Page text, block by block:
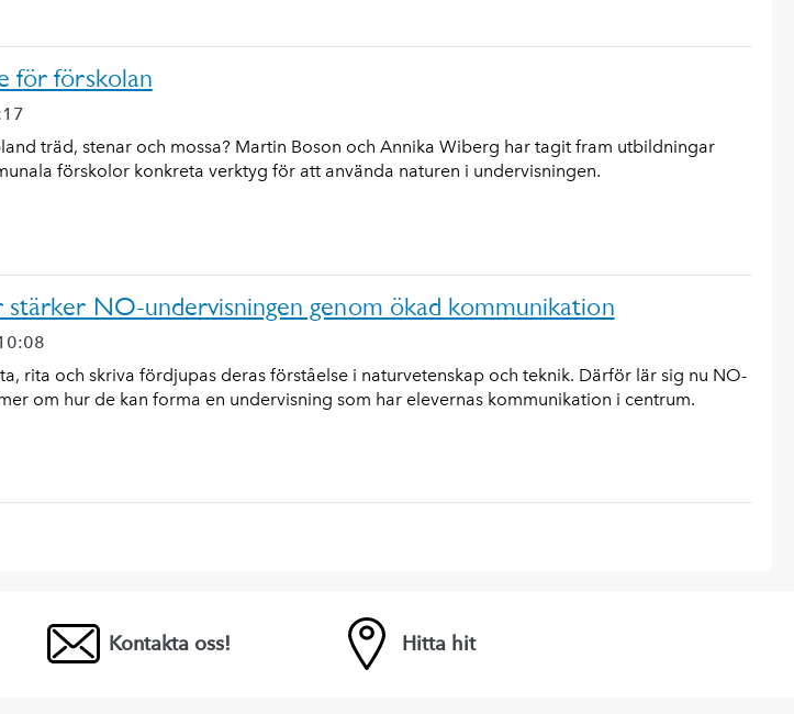
för förskolan
träd, stenar och mossa? Martin Boson och Annika Wiberg har tagit fram utbildningar
förskolor konkreta verktyg för att använda naturen i undervisningen.
stärker NO-undervisningen genom ökad kommunikation
rita och skriva fördjupas deras förståelse i naturvetenskap och teknik. Därför lär sig nu NO-
om hur de kan forma en undervisning som har elevernas kommunikation i centrum.
Kontakta oss! Hitta hit